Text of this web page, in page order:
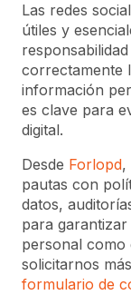
Las redes
útiles y
correctamente
información
es clave para
digital.
Desde Forlopd,
pautas con
datos,
para
personal como
solicitarnos
formulario de